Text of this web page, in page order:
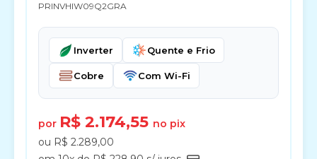
PRINVHIW09Q2GRA
Inverter Quente e Frio
Cobre Com Wi-Fi
por R$ 2.174,55 no pix
ou R$ 2.289,00